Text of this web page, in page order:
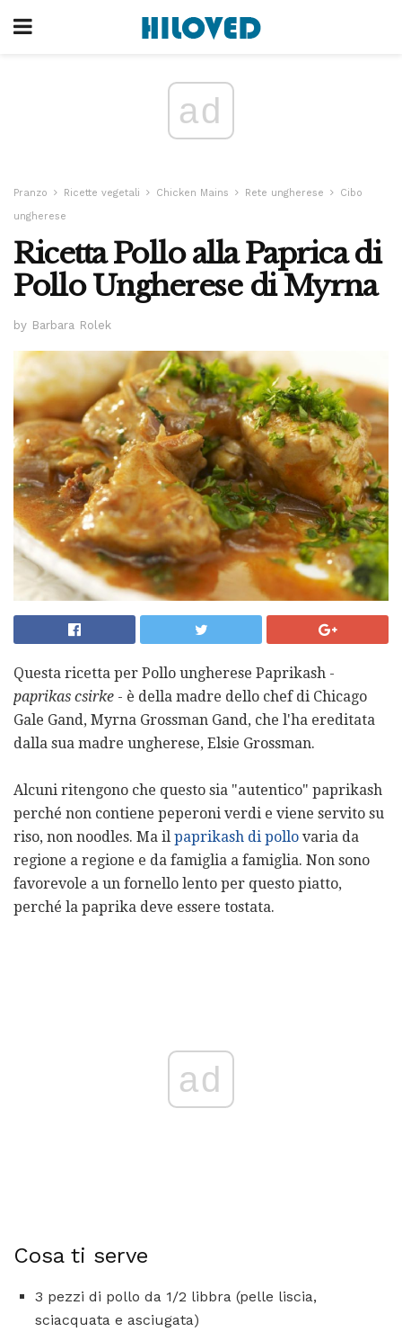
ad
Pranzo Ricette vegetali Chicken Mains Rete ungherese
Cibo
ungherese
Ricetta Pollo alla Paprica di
Pollo Ungherese di Myrna
by Barbara Rolek
Questa ricetta per Pollo ungherese Paprikash -
paprikas csirke - è della madre dello chef di Chicago
Gale Gand, Myrna Grossman Gand, che l'ha ereditata
dalla sua madre ungherese, Elsie Grossman.
Alcuni ritengono che questo sia "autentico" paprikash
perché non contiene peperoni verdi e viene servito su
riso, non noodles. Ma il paprikash di pollo varia da
regione a regione e da famiglia a famiglia. Non sono
favorevole a un fornello lento per questo piatto,
perché la paprika deve essere tostata.
ad
Cosa ti serve
3 pezzi di pollo da 1/2 libbra (pelle liscia,
sciacquata e asciugata)